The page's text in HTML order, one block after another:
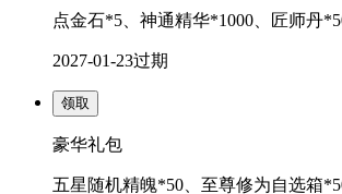
点金石*5、神通精华*1000、匠师丹
2027-01-23过期
领取
豪华礼包
五星随机精魄*50、至尊修为自选箱